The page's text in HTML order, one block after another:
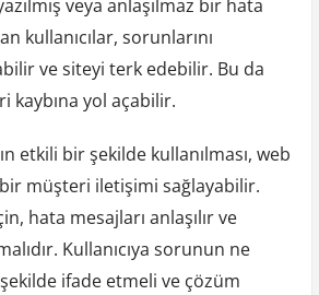
veya anlaşılmaz bir hata
kullanıcılar, sorunlarını
ve siteyi terk edebilir. Bu da
kaybına yol açabilir.
etkili bir şekilde kullanılması, web
müşteri iletişimi sağlayabilir.
hata mesajları anlaşılır ve
Kullanıcıya sorunun ne
ifade etmeli ve çözüm